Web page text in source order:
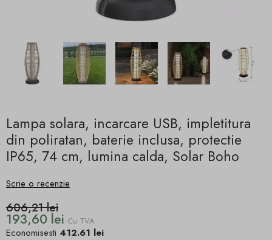
Lampa solara, incarcare USB, impletitura
din poliratan, baterie inclusa, protectie
IP65, 74 cm, lumina calda, Solar Boho
Scrie o recenzie
606,21 lei
193,60 lei Cu TVA
Economisesti 412.61 lei